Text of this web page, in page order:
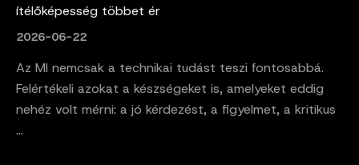
ítélőképesség többet ér
2026-06-22
Az MI nemcsak a technikai tudást teszi fontosabbá.
Felértékeli azokat a készségeket is, amelyeket eddig
nehéz volt mérni: a jó kérdezést, a figyelmet, a kritikus
...